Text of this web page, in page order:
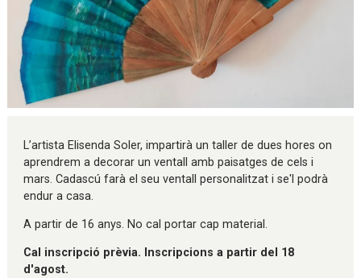
L’artista Elisenda Soler, impartirà un taller de dues hores on
aprendrem a decorar un ventall amb paisatges de cels i
mars. Cadascú farà el seu ventall personalitzat i se'l podrà
endur a casa.
A partir de 16 anys. No cal portar cap material.
Cal inscripció prèvia. Inscripcions a partir del 18
d'agost.